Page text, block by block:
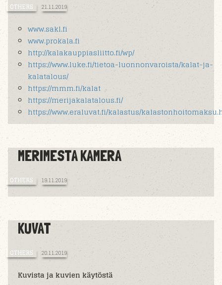
OTHERS 21.11.2019
www.sakl.fi
www.prokala.fi
http://kalakauppiasliitto.fi/wp/
https://www.luke.fi/tietoa-luonnonvaroista/kalat-ja-
kalatalous/
https://mmm.fi/kalat
https://merijakalatalous.fi/
https://www.eraluvat.fi/kalastus/
MERIMESTA KAMERA
OTHERS 19.11.2019
KUVAT
OTHERS 20.11.2019
Kuvista ja kuvien käytöstä